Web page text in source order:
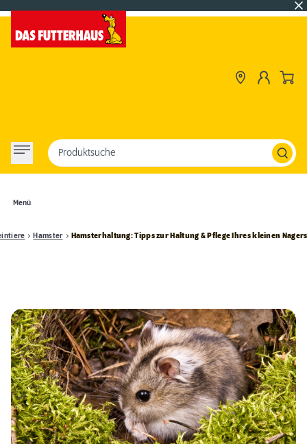
Menü
Produktsuche
Hamster Hamsterhaltung: Tipps zur Haltung & Pflege Ihres kleinen Nagers